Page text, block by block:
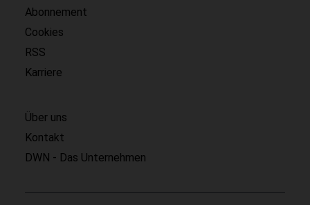
Abonnement
Cookies
RSS
Karriere
Über uns
Kontakt
DWN - Das Unternehmen